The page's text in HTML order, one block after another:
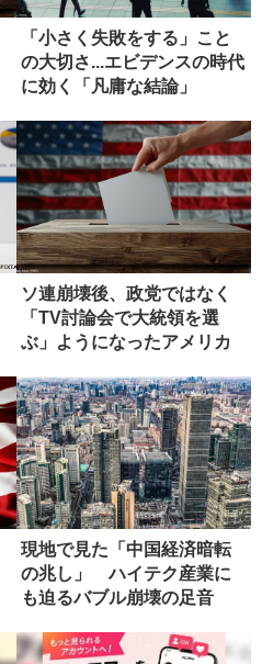
「小さく失敗をする」こと
の大切さ...エビデンスの時代
に効く「凡庸な結論」
ソ連崩壊後、政党ではなく
「TV討論会で大統領を選
ぶ」ようになったアメリカ
現地で見た「中国経済暗転
の兆し」 ハイテク産業に
も迫るバブル崩壊の足音